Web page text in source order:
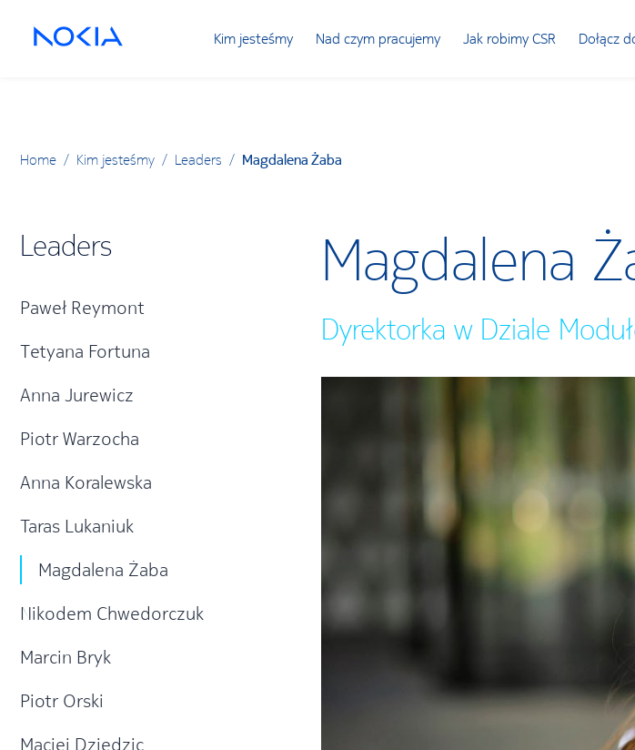
Kim jesteśmy Nad czym pracujemy Jak robimy CSR Dołącz
Home / Kim jesteśmy / Leaders / Magdalena Żaba
Leaders
Paweł Reymont
Tetyana Fortuna
Anna Jurewicz
Piotr Warzocha
Anna Koralewska
Taras Lukaniuk
Magdalena Żaba
Nikodem Chwedorczuk
Marcin Bryk
Piotr Orski
Maciej Dziedzic
Magdalena
Dyrektorka w Dziale